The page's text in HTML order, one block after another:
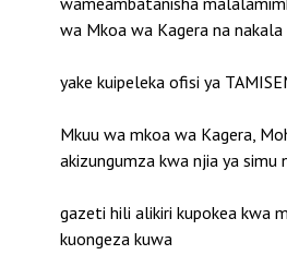
wa Mkoa wa Kagera na nakala
yake kuipeleka ofisi ya
Mkuu wa mkoa wa Kagera,
akizungumza kwa njia ya simu
gazeti hili alikiri kupokea kwa
kuongeza kuwa